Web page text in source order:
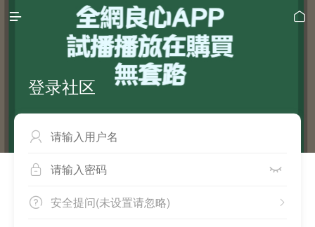
 
登录社区

 
 
安全提问(未设置请忽略)